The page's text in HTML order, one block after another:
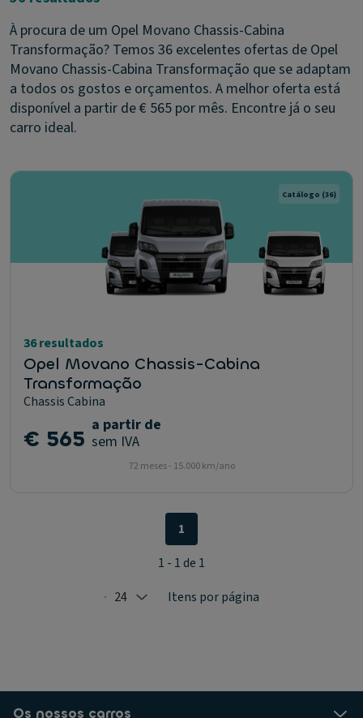
À procura de um Opel Movano Chassis-Cabina
Transformação? Temos 36 excelentes ofertas de Opel
Movano Chassis-Cabina Transformação que se adaptam
a todos os gostos e orçamentos. A melhor oferta está
disponível a partir de € 565 por mês. Encontre já o seu
carro ideal.
Catálogo (36)
36 resultados
Opel Movano Chassis-Cabina
Transformação
Chassis Cabina
€ 565 a partir de
sem IVA
72 meses - 15.000 km/ano
Selected: 24
24 Itens por página
1
1 - 1 de 1
Os nossos carros